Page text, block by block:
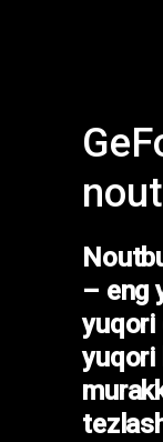
– eng
yuqori
yuqori